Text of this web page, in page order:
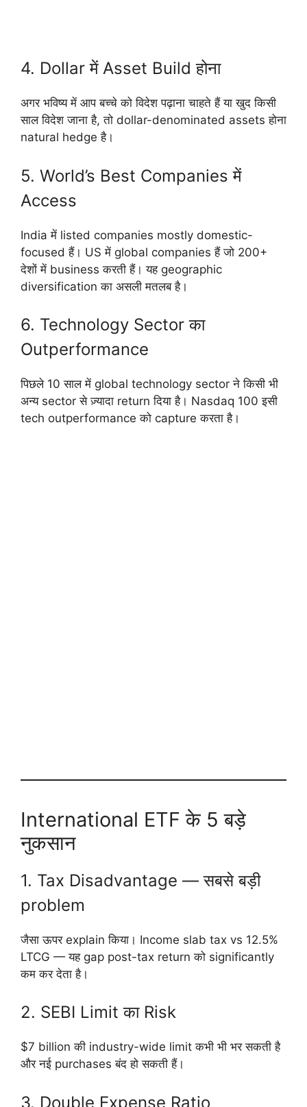
4. Dollar में Asset Build होना
अगर भविष्य में आप बच्चे को विदेश पढ़ाना चाहते हैं या खुद किसी
साल विदेश जाना है, तो dollar-denominated assets होना
natural hedge है।
5. World’s Best Companies में
Access
India में listed companies mostly domestic-
focused हैं। US में global companies हैं जो 200+
देशों में business करती हैं। यह geographic
diversification का असली मतलब है।
6. Technology Sector का
Outperformance
पिछले 10 साल में global technology sector ने किसी भी
अन्य sector से ज़्यादा return दिया है। Nasdaq 100 इसी
tech outperformance को capture करता है।
International ETF के 5 बड़े
नुकसान
1. Tax Disadvantage — सबसे बड़ी
problem
जैसा ऊपर explain किया। Income slab tax vs 12.5%
LTCG — यह gap post-tax return को significantly
कम कर देता है।
2. SEBI Limit का Risk
$7 billion की industry-wide limit कभी भी भर सकती है
और नई purchases बंद हो सकती हैं।
3. Double Expense Ratio